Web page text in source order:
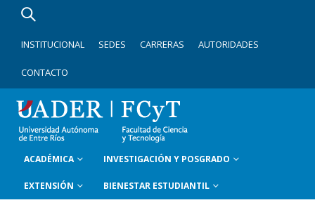
INSTITUCIONAL SEDES CARRERAS AUTORIDADES
CONTACTO
ACADÉMICA INVESTIGACIÓN Y POSGRADO
EXTENSIÓN BIENESTAR ESTUDIANTIL